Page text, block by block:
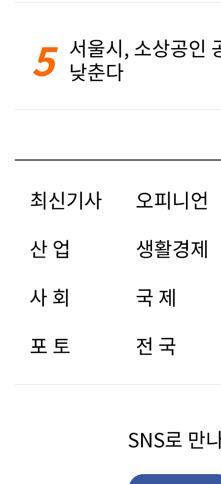
5 서울시, 소상공인
낮춘다
최신기사
오피니언
산 업
생활경제
사 회
국 제
포 토
전 국
SNS로 만